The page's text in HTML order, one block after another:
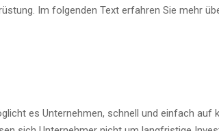
Im folgenden Text erfahren Sie mehr
es Unternehmen, schnell und einfach auf